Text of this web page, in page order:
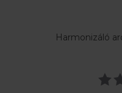
Harmonizáló